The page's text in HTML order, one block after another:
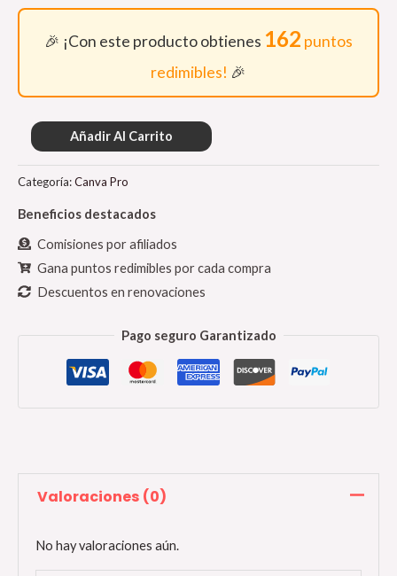
🎉 ¡Con este producto obtienes 162 puntos
redimibles! 🎉
Añadir Al Carrito
Categoría:Canva Pro
Beneficios destacados
Comisiones por afiliados
Gana puntos redimibles por cada compra
Descuentos en renovaciones
Pago seguro Garantizado
Valoraciones (0)
No hay valoraciones aún.